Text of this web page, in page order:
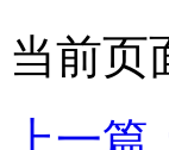
当前页
上一篇